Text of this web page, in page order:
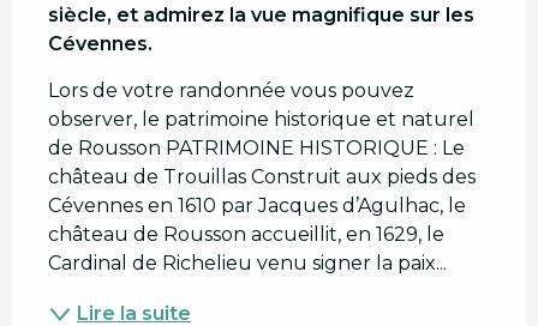
siècle, et admirez la vue magnifique sur les
Cévennes.
Lors de votre randonnée vous pouvez
observer, le patrimoine historique et naturel
de Rousson PATRIMOINE HISTORIQUE : Le
château de Trouillas Construit aux pieds des
Cévennes en 1610 par Jacques d’Agulhac, le
château de Rousson accueillit, en 1629, le
Cardinal de Richelieu venu signer la paix...
Lire la suite